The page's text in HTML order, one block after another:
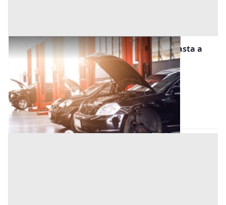
Stalle, Scuderie, Rimesse, Autorimesse all'asta a
Subiaco
Subiaco (Roma)
Offerta minima
14.100 € 18.800 €
Codice asta:b2a522a5
02/12/2026